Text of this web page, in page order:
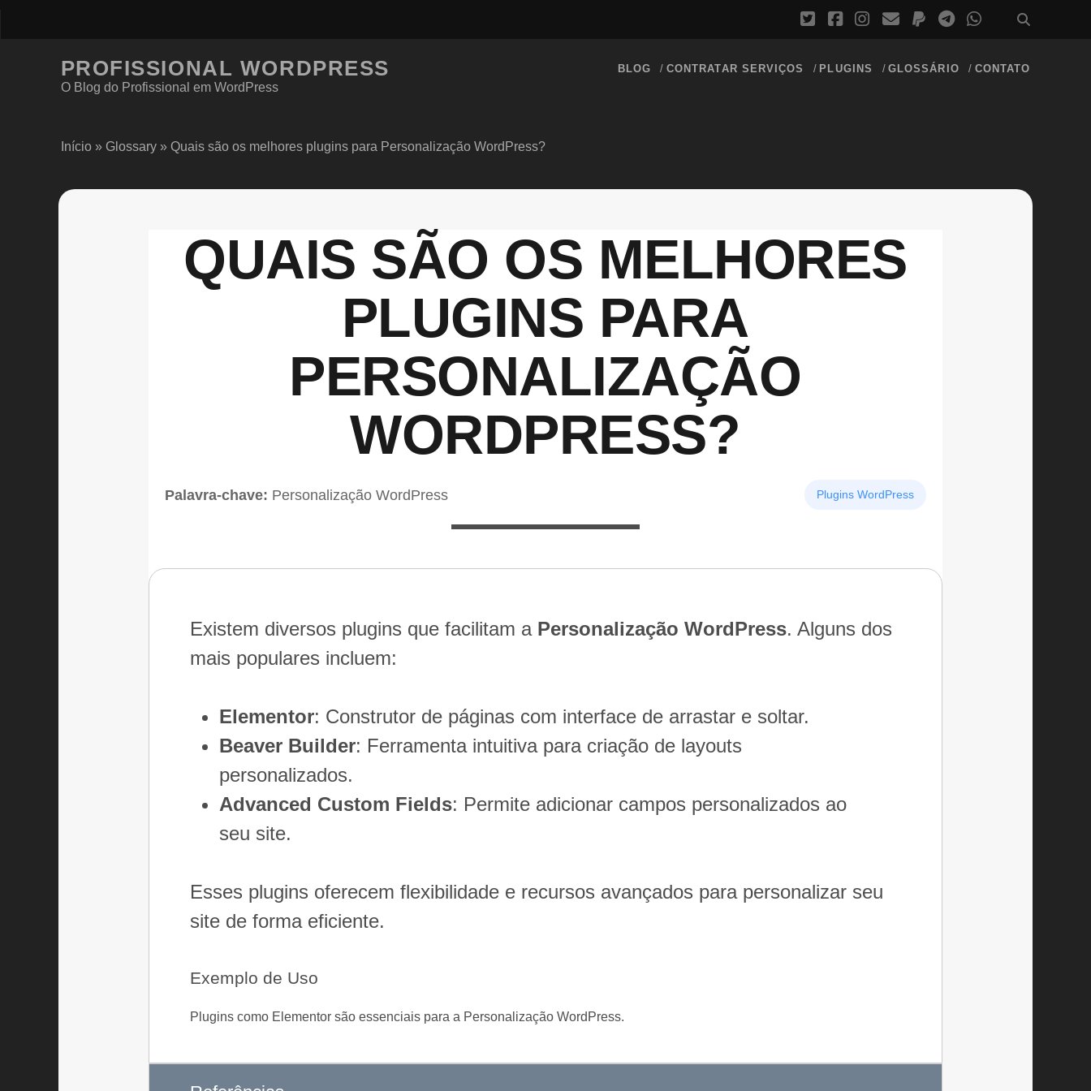
PROFISSIONAL WORDPRESS
O Blog do Profissional em WordPress
BLOG CONTRATAR SERVIÇOS PLUGINS GLOSSÁRIO CONTATO
Início» Glossary» Quais são os melhores plugins para Personalização WordPress?
QUAIS SÃO OS MELHORES
PLUGINS PARA
PERSONALIZAÇÃO
WORDPRESS?
Palavra-chave: Personalização WordPress Plugins WordPress
Existem diversos plugins que facilitam a Personalização WordPress. Alguns dos
mais populares incluem:
Elementor: Construtor de páginas com interface de arrastar e soltar.
Beaver Builder: Ferramenta intuitiva para criação de layouts
personalizados.
Advanced Custom Fields: Permite adicionar campos personalizados ao
seu site.
Esses plugins oferecem flexibilidade e recursos avançados para personalizar seu
site de forma eficiente.
Exemplo de Uso
Plugins como Elementor são essenciais para a Personalização WordPress.